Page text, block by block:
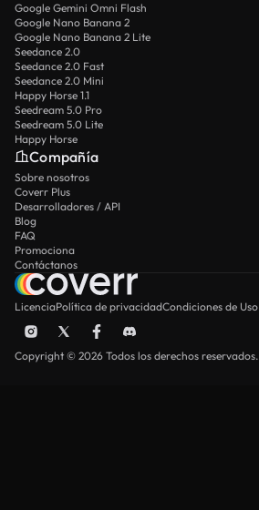
Google Gemini Omni Flash
Google Nano Banana 2
Google Nano Banana 2 Lite
Seedance 2.0
Seedance 2.0 Fast
Seedance 2.0 Mini
Happy Horse 1.1
Seedream 5.0 Pro
Seedream 5.0 Lite
Happy Horse
Compañía
Sobre nosotros
Coverr Plus
Desarrolladores / API
Blog
FAQ
Promociona
Contáctanos
LicenciaPolítica de privacidadCondiciones de Uso
Copyright © 2026 Todos los derechos reservados.